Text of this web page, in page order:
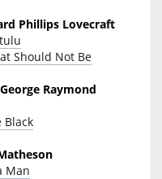
Phillips Lovecraft
Should Not Be
Raymond
Black
Man